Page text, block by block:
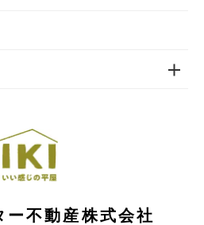
ー不動産株式会社